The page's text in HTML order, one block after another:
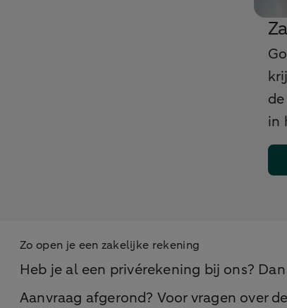
in
Zo open je een zakelijke rekening
Heb je al een privérekening bij ons?
Aanvraag afgerond? Voor vragen over